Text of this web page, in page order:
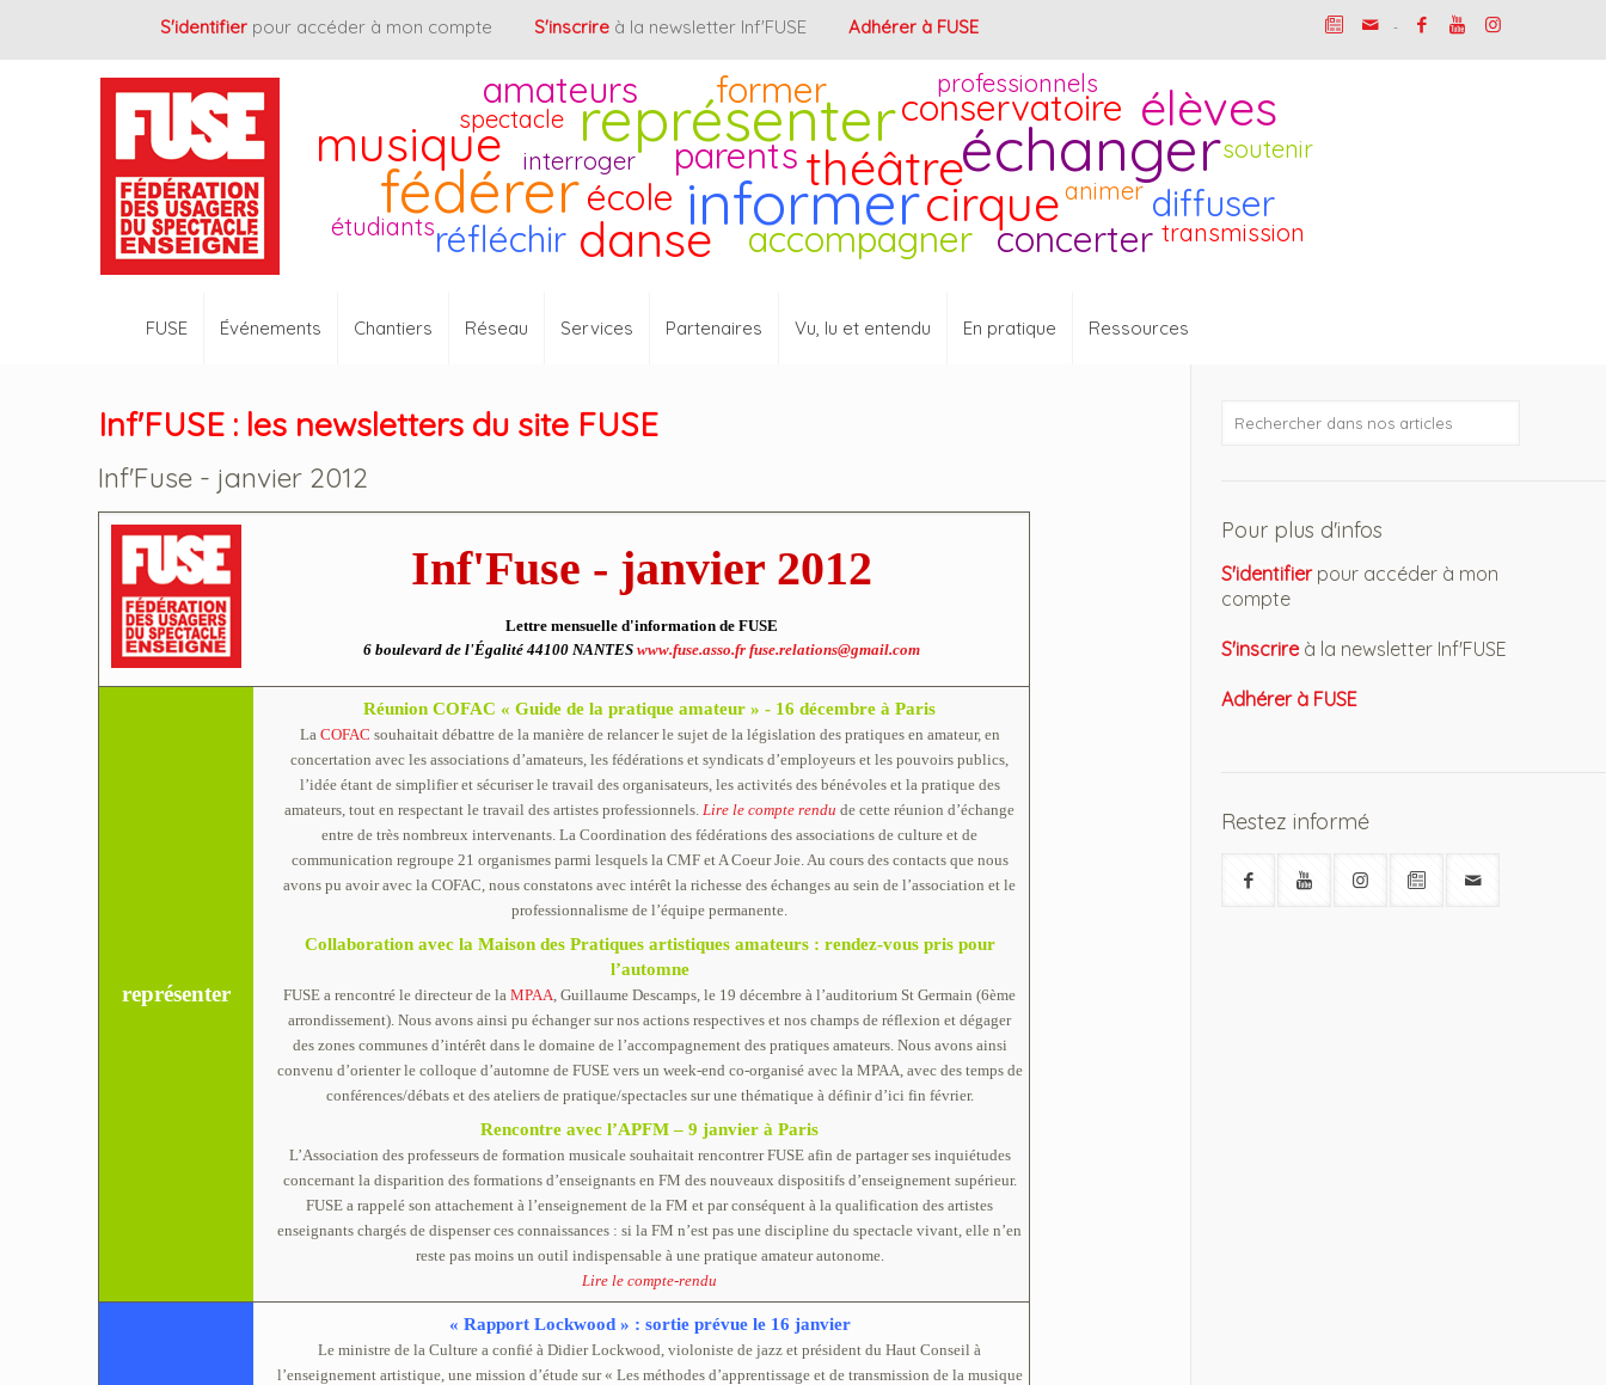
S'identifier pour accéder à mon compte S'inscrire à la newsletter Inf'FUSE Adhérer à FUSE -
FUSE Événements Chantiers Réseau Services Partenaires Vu, lu et entendu En pratique Ressources
amateurs
interroger
spectacle
musique
fédérer
élèves
diffuser
danse
représenter
animer
réfléchir
soutenir
professionnels
informercirque
concerter
parents théâtre
former
accompagner transmission
étudiants
échanger
conservatoire
école
Inf'FUSE : les newsletters du site FUSE
Inf'Fuse - janvier 2012
Inf'Fuse - janvier 2012
Lettre mensuelle d'information de FUSE
6 boulevard de l'Égalité 44100 NANTES www.fuse.asso.fr fuse.relations@gmail.com
représenter
Réunion COFAC « Guide de la pratique amateur » - 16 décembre à Paris
La COFAC souhaitait débattre de la manière de relancer le sujet de la législation des pratiques en amateur, en
concertation avec les associations d’amateurs, les fédérations et syndicats d’employeurs et les pouvoirs publics,
l’idée étant de simplifier et sécuriser le travail des organisateurs, les activités des bénévoles et la pratique des
amateurs, tout en respectant le travail des artistes professionnels.Lire le compte rendu de cette réunion d’échange
entre de très nombreux intervenants. La Coordination des fédérations des associations de culture et de
communication regroupe 21 organismes parmi lesquels la CMF et A Coeur Joie. Au cours des contacts que nous
avons pu avoir avec la COFAC, nous constatons avec intérêt la richesse des échanges au sein de l’association et le
professionnalisme de l’équipe permanente.
Collaboration avec la Maison des Pratiques artistiques amateurs : rendez-vous pris pour
l’automne
FUSE a rencontré le directeur de laMPAA, Guillaume Descamps, le 19 décembre à l’auditorium St Germain (6ème
arrondissement). Nous avons ainsi pu échanger sur nos actions respectives et nos champs de réflexion et dégager
des zones communes d’intérêt dans le domaine de l’accompagnement des pratiques amateurs. Nous avons ainsi
convenu d’orienter le colloque d’automne de FUSE vers un week-end co-organisé avec la MPAA, avec des temps de
conférences/débats et des ateliers de pratique/spectacles sur une thématique à définir d’ici fin février.
Rencontre avec l’APFM – 9 janvier à Paris
L’Association des professeurs de formation musicale souhaitait rencontrer FUSE afin de partager ses inquiétudes
concernant la disparition des formations d’enseignants en FM des nouveaux dispositifs d’enseignement supérieur.
FUSE a rappelé son attachement à l’enseignement de la FM et par conséquent à la qualification des artistes
enseignants chargés de dispenser ces connaissances : si la FM n’est pas une discipline du spectacle vivant, elle n’en
reste pas moins un outil indispensable à une pratique amateur autonome.
Lire le compte-rendu
« Rapport Lockwood » : sortie prévue le 16 janvier
Le ministre de la Culture a confié à Didier Lockwood, violoniste de jazz et président du Haut Conseil à
l’enseignement artistique, une mission d’étude sur « Les méthodes d’apprentissage et de transmission de la musique
Pour plus d'infos
S'identifierpour accéder à mon
compte
S'inscrireà la newsletter Inf'FUSE
Adhérer à FUSE
Restez informé